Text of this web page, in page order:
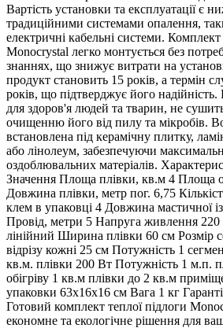
Вартість установки та експлуатації є
традиційними системами опалення,
електричні кабельні системи. Комплект
Monocrystal легко монтується без
знаннях, що знижує витрати на
продукт становить 15 років, а термін
років, що підтверджує його
для здоров'я людей та тварин, не
очищенню його від пилу та мікробів.
встановлена під керамічну плитку,
або лінолеум, забезпечуючи
оздоблювальних матеріалів.
Значення Площа плівки, кв.м 4 Площа
Довжина плівки, метр пог. 6,75
клем в упаковці 4 Довжина мастичної
Провід, метри 5 Напруга живлення
лінійний Ширина плівки 60 см Розмір
відрізу кожні 25 см Потужність 1
кв.м. плівки 200 Вт Потужність 1 м.п.
обігріву 1 кв.м плівки до 2 кв.м
упаковки 63х16х16 см Вага 1 кг
Готовий комплект теплої підлоги
економне та екологічне рішення для